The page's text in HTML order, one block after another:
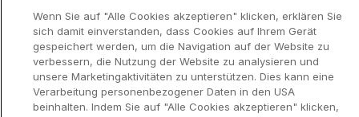
Wenn Sie auf "Alle Cookies akzeptieren" klicken, erklären Sie
sich damit einverstanden, dass Cookies auf Ihrem Gerät
gespeichert werden, um die Navigation auf der Website zu
verbessern, die Nutzung der Website zu analysieren und
unsere Marketingaktivitäten zu unterstützen. Dies kann eine
Verarbeitung personenbezogener Daten in den USA
beinhalten. Indem Sie auf "Alle Cookies akzeptieren" klicken,